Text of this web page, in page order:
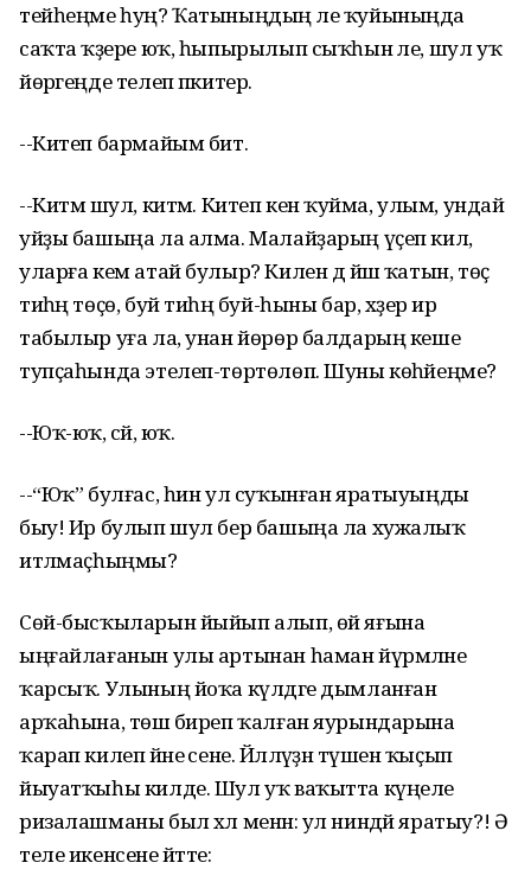
тейһеңме һуң? Ҡатыныңдың әле ҡуйыныңда
саҡта ҡәҙере юҡ, һыпырылып сыҡһын әле, шул уҡ
йөрәгеңде телеп әпкитер.
--Китеп бармайым бит.
--Китмә шул, китмә. Китеп кенә ҡуйма, улым, ундай
уйҙы башыңа ла алма. Малайҙарың үҫеп килә,
уларға кем атай булыр? Килен дә йәш ҡатын, төҫ
тиһәң төҫө, буй тиһәң буй-һыны бар, хәҙер ир
табылыр уға ла, унан йөрөр балдарың кеше
тупҫаһында этелеп-төртөлөп. Шуны көһәйеңме?
--Юҡ-юҡ, әсәй, юҡ.
--“Юҡ” булғас, һин ул суҡынған яратыуыңды
быу! Ир булып шул бер башыңа ла хужалыҡ
итәлмаҫһыңмы?
Сөй-бысҡыларын йыйып алып, өй яғына
ыңғайлағанын улы артынан һаман йүрмәләне
ҡарсыҡ. Улының йоҡа күлдәге дымланған
арҡаһына, төшә биреп ҡалған яурындарына
ҡарап килеп йәне әсене. Йәлләүҙән түшенә ҡыҫып
йыуатҡыһы килде. Шул уҡ ваҡытта күңеле
ризалашманы был хәл менән: ул ниндәй яратыу?! Ә
теле икенсене әйтте: